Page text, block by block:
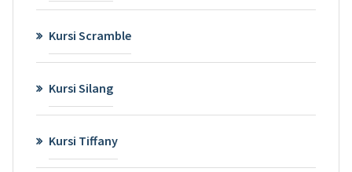
Kursi Scramble
Kursi Silang
Kursi Tiffany